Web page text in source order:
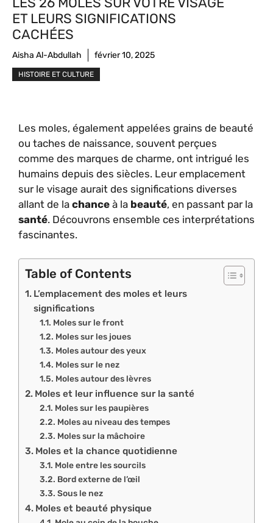
ET LEURS SIGNIFICATIONS
CACHÉES
Aisha Al-Abdullah février 10, 2025
HISTOIRE ET CULTURE
Les moles, également appelées grains de beauté
ou taches de naissance, souvent perçues
comme des marques de charme, ont intrigué les
humains depuis des siècles. Leur emplacement
sur le visage aurait des significations diverses
allant de la chance à la beauté, en passant par la
santé. Découvrons ensemble ces interprétations
fascinantes.
Table of Contents
L’emplacement des moles et leurs
significations
Moles sur le front
Moles sur les joues
Moles autour des yeux
Moles sur le nez
Moles autour des lèvres
Moles et leur influence sur la santé
Moles sur les paupières
Moles au niveau des tempes
Moles sur la mâchoire
Moles et la chance quotidienne
Mole entre les sourcils
Bord externe de l’œil
Sous le nez
Moles et beauté physique